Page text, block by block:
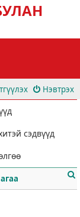
Нэвтрэх
сэдвүүд